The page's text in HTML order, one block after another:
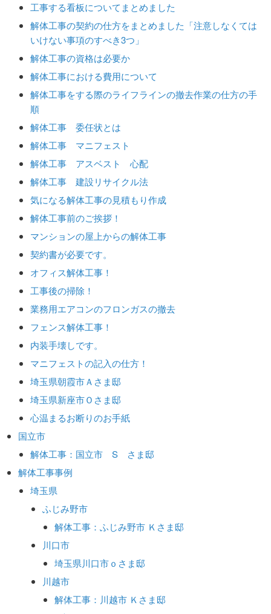
工事する看板についてまとめました
解体工事の契約の仕方をまとめました「注意しなくては
いけない事項のすべき3つ」
解体工事の資格は必要か
解体工事における費用について
解体工事をする際のライフラインの撤去作業の仕方の手
順
解体工事 委任状とは
解体工事 マニフェスト
解体工事 アスベスト 心配
解体工事 建設リサイクル法
気になる解体工事の見積もり作成
解体工事前のご挨拶！
マンションの屋上からの解体工事
契約書が必要です。
オフィス解体工事！
工事後の掃除！
業務用エアコンのフロンガスの撤去
フェンス解体工事！
内装手壊しです。
マニフェストの記入の仕方！
埼玉県朝霞市Ａさま邸
埼玉県新座市Ｏさま邸
心温まるお断りのお手紙
国立市
解体工事：国立市 S さま邸
解体工事事例
埼玉県
ふじみ野市
解体工事：ふじみ野市 Ｋさま邸
川口市
埼玉県川口市ｏさま邸
川越市
解体工事：川越市 Ｋさま邸